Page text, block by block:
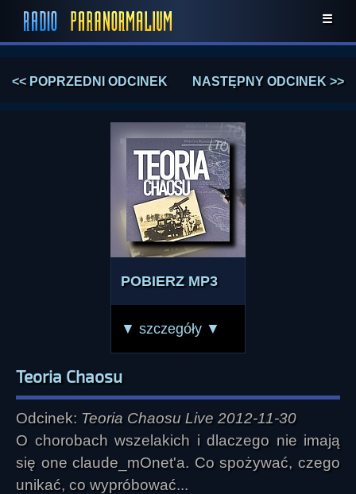
☰
<< POPRZEDNI ODCINEK NASTĘPNY ODCINEK >>
POBIERZ MP3
▼ szczegóły ▼
Teoria Chaosu
Odcinek: Teoria Chaosu Live 2012-11-30
O chorobach wszelakich i dlaczego nie imają
się one claude_mOnet'a. Co spożywać, czego
unikać, co wypróbować...